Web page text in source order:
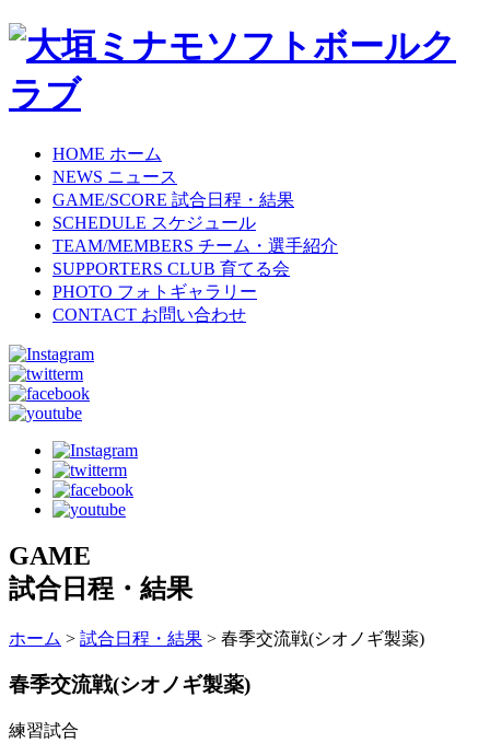
HOME ホーム
NEWS ニュース
GAME/SCORE 試合日程・結果
SCHEDULE スケジュール
TEAM/MEMBERS チーム・選手紹介
SUPPORTERS CLUB 育てる会
PHOTO フォトギャラリー
CONTACT お問い合わせ
GAME
試合日程・結果
ホーム > 試合日程・結果 > 春季交流戦(シオノギ製薬)
春季交流戦(シオノギ製薬)
練習試合